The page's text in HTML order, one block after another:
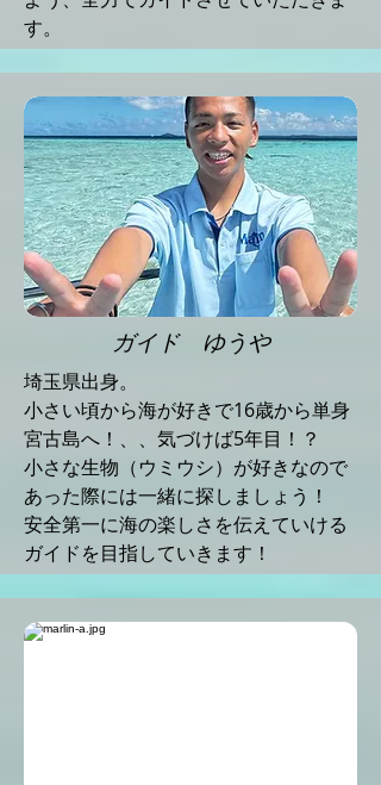
す。
ガイド ゆうや
埼玉県出身。
小さい頃から海が好きで16歳から単身
宮古島へ！、、気づけば5年目！？
小さな生物（ウミウシ）が好きなので
あった際には一緒に探しましょう！
安全第一に海の楽しさを伝えていける
ガイドを目指していきます！